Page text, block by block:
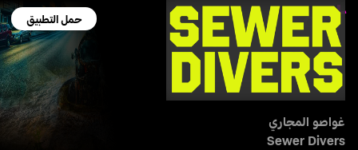
حمل التطبيق
غواصو المجاري
Sewer Divers